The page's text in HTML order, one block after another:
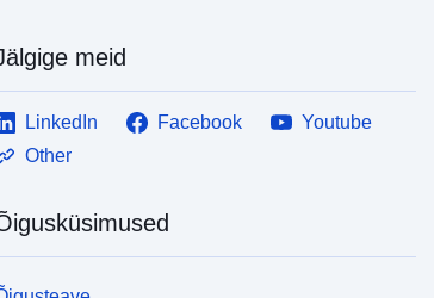
meid
LinkedIn Facebook
Youtube
Other